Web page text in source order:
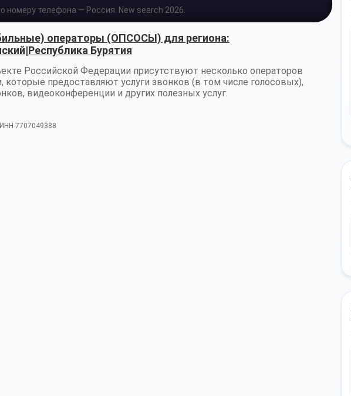
номеру телефона — Россия. New search 2026.
операторы (ОПСОСЫ) для региона:
Бурятия
Российской Федерации присутствуют несколько операторов
которые предоставляют услуги звонков (в том числе голосовых),
видеоконференции и других полезных услуг.
7707049388